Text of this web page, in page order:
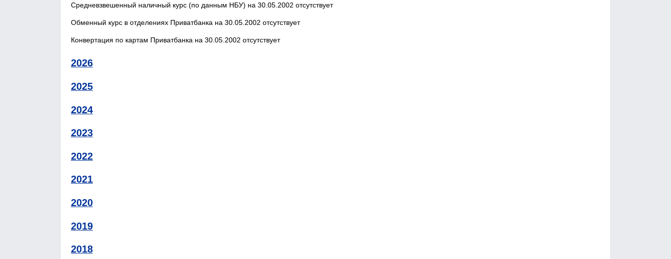
Средневзвешенный наличный курс (по данным НБУ) на 30.05.2002 отсутствует
Обменный курс в отделениях Приватбанка на 30.05.2002 отсутствует
Конвертация по картам Приватбанка на 30.05.2002 отсутствует
2026
2025
2024
2023
2022
2021
2020
2019
2018